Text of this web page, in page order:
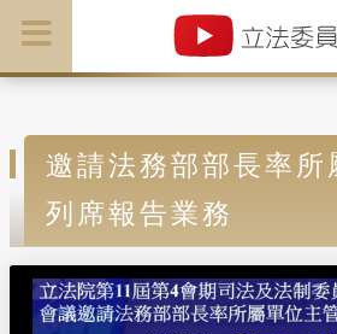
邀請法務部部長率所
列席報告業務